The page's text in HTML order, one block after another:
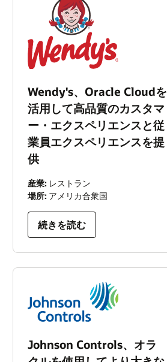
Wendy's、Oracle Cloudを
活用して高品質のカスタマ
ー・エクスペリエンスと従
業員エクスペリエンスを提
供
産業: レストラン
場所: アメリカ合衆国
続きを読む
Johnson Controls、オラ